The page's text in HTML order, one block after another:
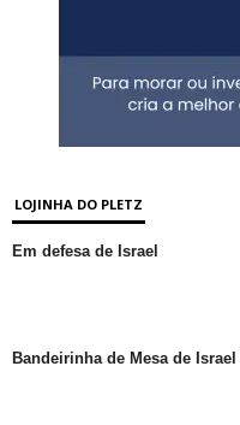
LOJINHA DO PLETZ
Em defesa de Israel
Bandeirinha de Mesa de Israel